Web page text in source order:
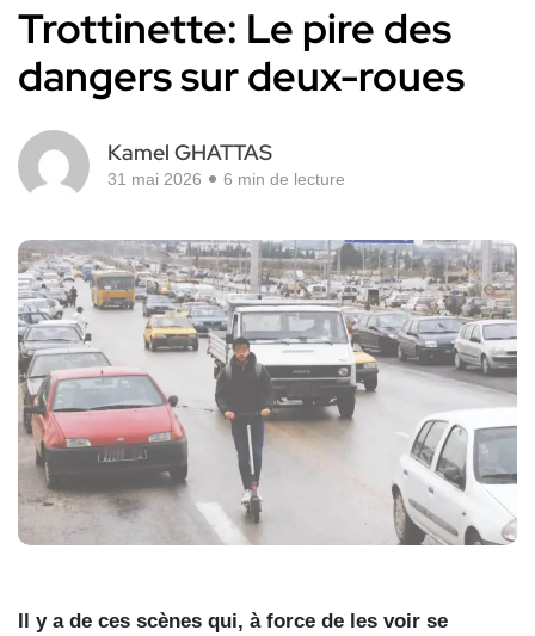
Trottinette: Le pire des
dangers sur deux-roues
Kamel GHATTAS
31 mai 2026 6 min de lecture
Il y a de ces scènes qui, à force de les voir se